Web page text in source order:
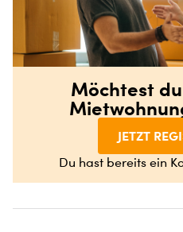
Möchtest
JETZT
Du hast bereits ein